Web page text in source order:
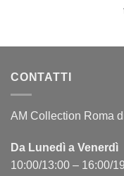
CONTATTI
AM Collection Roma
Da Lunedì a Venerdì
10:00/13:00 – 16:00/